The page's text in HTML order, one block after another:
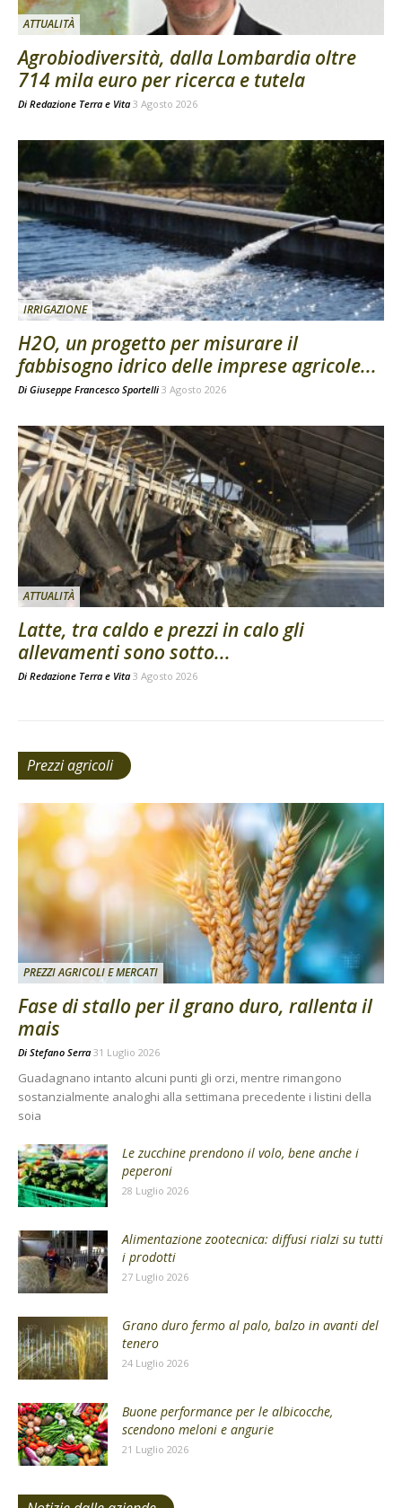
ATTUALITÀ
Agrobiodiversità, dalla Lombardia oltre
714 mila euro per ricerca e tutela
Di Redazione Terra e Vita 3 Agosto 2026
IRRIGAZIONE
H2O, un progetto per misurare il
fabbisogno idrico delle imprese agricole...
Di Giuseppe Francesco Sportelli 3 Agosto 2026
ATTUALITÀ
Latte, tra caldo e prezzi in calo gli
allevamenti sono sotto...
Di Redazione Terra e Vita 3 Agosto 2026
Prezzi agricoli
PREZZI AGRICOLI E MERCATI
Fase di stallo per il grano duro, rallenta il
mais
Di Stefano Serra 31 Luglio 2026
Guadagnano intanto alcuni punti gli orzi, mentre rimangono
sostanzialmente analoghi alla settimana precedente i listini della
soia
Le zucchine prendono il volo, bene anche i
peperoni
28 Luglio 2026
Alimentazione zootecnica: diffusi rialzi su tutti
i prodotti
27 Luglio 2026
Grano duro fermo al palo, balzo in avanti del
tenero
24 Luglio 2026
Buone performance per le albicocche,
scendono meloni e angurie
21 Luglio 2026